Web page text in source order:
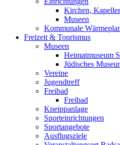
Kirchen,
Museen
Kommunale
Freizeit & Tourismus
Museen
Heimatmuseum
Jüdisches
Vereine
Jugendtreff
Freibad
Freibad
Kneippanlage
Sporteinrichtungen
Sportangebote
Ausflugsziele